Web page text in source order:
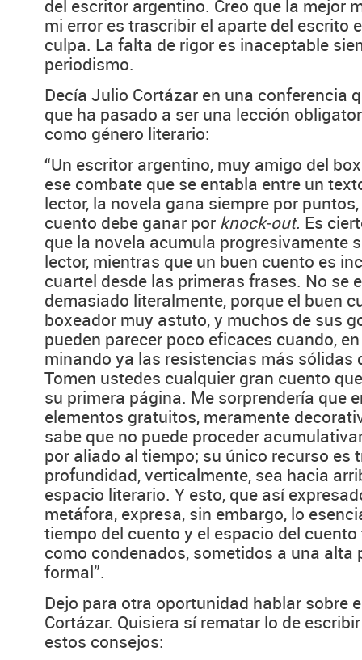
del escritor argentino. Creo que la mejor
mi error es trascribir el aparte del escrito
culpa. La falta de rigor es inaceptable
periodismo.
Decía Julio Cortázar en una conferencia
que ha pasado a ser una lección
como género literario:
“Un escritor argentino, muy amigo del
ese combate que se entabla entre un
lector, la novela gana siempre por
cuento debe ganar por knock-out. Es
que la novela acumula progresivamente
lector, mientras que un buen cuento es
cuartel desde las primeras frases. No se
demasiado literalmente, porque el buen
boxeador muy astuto, y muchos de sus
pueden parecer poco eficaces cuando,
minando ya las resistencias más sólidas
Tomen ustedes cualquier gran cuento
su primera página. Me sorprendería que
elementos gratuitos, meramente
sabe que no puede proceder
por aliado al tiempo; su único recurso es
profundidad, verticalmente, sea hacia
espacio literario. Y esto, que así
metáfora, expresa, sin embargo, lo
tiempo del cuento y el espacio del
como condenados, sometidos a una alta
formal”.
Dejo para otra oportunidad hablar sobre
Cortázar. Quisiera sí rematar lo de
estos consejos: